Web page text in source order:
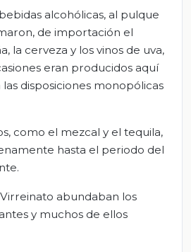
alcohólicas, al pulque
de importación el
la cerveza y los vinos de uva,
eran producidos aquí
disposiciones monopólicas
como el mezcal y el tequila,
hasta el periodo del
abundaban los
y muchos de ellos